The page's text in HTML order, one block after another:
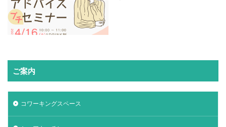
ご案内
コワーキングスペース